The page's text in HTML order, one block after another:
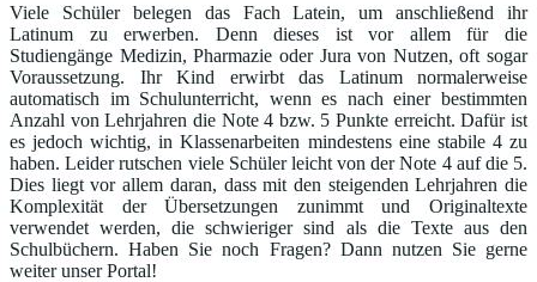
Viele Schüler belegen das Fach Latein, um anschließend ihr
Latinum zu erwerben. Denn dieses ist vor allem für die
Studiengänge Medizin, Pharmazie oder Jura von Nutzen, oft sogar
Voraussetzung. Ihr Kind erwirbt das Latinum normalerweise
automatisch im Schulunterricht, wenn es nach einer bestimmten
Anzahl von Lehrjahren die Note 4 bzw. 5 Punkte erreicht. Dafür ist
es jedoch wichtig, in Klassenarbeiten mindestens eine stabile 4 zu
haben. Leider rutschen viele Schüler leicht von der Note 4 auf die 5.
Dies liegt vor allem daran, dass mit den steigenden Lehrjahren die
Komplexität der Übersetzungen zunimmt und Originaltexte
verwendet werden, die schwieriger sind als die Texte aus den
Schulbüchern. Haben Sie noch Fragen? Dann nutzen Sie gerne
weiter unser Portal!